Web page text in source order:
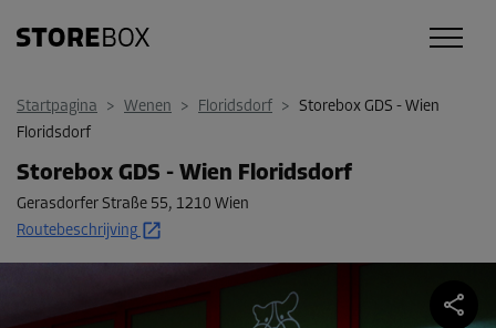
Startpagina > Wenen > Floridsdorf > Storebox GDS - Wien
Floridsdorf
Storebox GDS - Wien Floridsdorf
Gerasdorfer Straße 55, 1210 Wien
Routebeschrijving